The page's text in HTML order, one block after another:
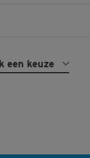
een keuze